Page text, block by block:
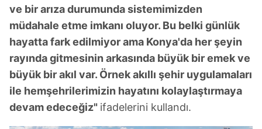
ve bir arıza durumunda sistemimizden
müdahale etme imkanı oluyor. Bu belki günlük
hayatta fark edilmiyor ama Konya'da her şeyin
rayında gitmesinin arkasında büyük bir emek ve
büyük bir akıl var. Örnek akıllı şehir uygulamaları
ile hemşehrilerimizin hayatını kolaylaştırmaya
devam edeceğiz" ifadelerini kullandı.